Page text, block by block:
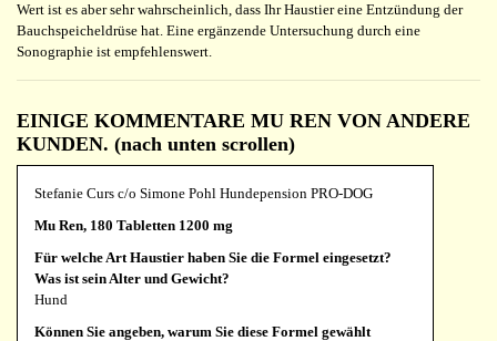
Wert ist es aber sehr wahrscheinlich, dass Ihr Haustier eine Entzündung der
Bauchspeicheldrüse hat. Eine ergänzende Untersuchung durch eine
Sonographie ist empfehlenswert.
EINIGE KOMMENTARE MU REN VON ANDERE
KUNDEN. (nach unten scrollen)
Stefanie Curs c/o Simone Pohl Hundepension PRO-DOG
Mu Ren, 180 Tabletten 1200 mg
Für welche Art Haustier haben Sie die Formel eingesetzt?
Was ist sein Alter und Gewicht?
Hund
Können Sie angeben, warum Sie diese Formel gewählt